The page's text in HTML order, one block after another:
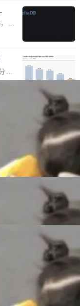
据
cel
据
/ Z
，
No
这
/
全
该
一
De
git
支
经
：
写
后
个
度
。
T
贝
的
术
，